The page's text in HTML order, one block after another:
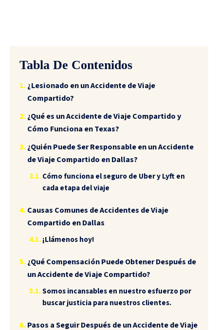
Tabla De Contenidos
¿Lesionado en un Accidente de Viaje
Compartido?
¿Qué es un Accidente de Viaje Compartido y
Cómo Funciona en Texas?
¿Quién Puede Ser Responsable en un Accidente
de Viaje Compartido en Dallas?
Cómo funciona el seguro de Uber y Lyft en
cada etapa del viaje
Causas Comunes de Accidentes de Viaje
Compartido en Dallas
¡Llámenos hoy!
¿Qué Compensación Puede Obtener Después de
un Accidente de Viaje Compartido?
Somos incansables en nuestro esfuerzo por
buscar justicia para nuestros clientes.
Pasos a Seguir Después de un Accidente de Viaje